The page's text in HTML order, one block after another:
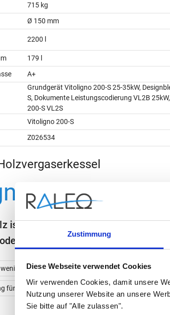
Zustimmung
Diese Webseite verwendet Cookies
Wir verwenden Cookies, damit unsere
Nutzung unserer Website an unsere
Sie bitte auf "Alle zulassen".
715 kg
Ø 150 mm
2200 l
179 l
A+
Grundgerät Vitoligno 200-S 25-35kW,
S, Dokumente Leistungscodierung VL2B
200-S VL2S
Vitoligno 200-S
Z026534
200-S
ist eine gute und kostengünstige
Gas
Minuten Großer Füllraum von 179 l
für bis zu 4 Heizkreise